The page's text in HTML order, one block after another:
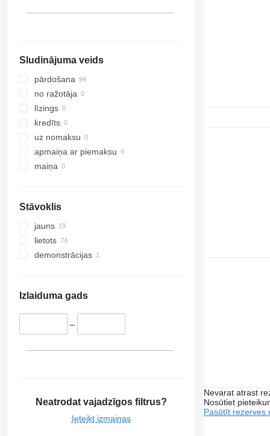
Sludinājuma veids
pārdošana
no ražotāja
līzings
kredīts
uz nomaksu
apmaiņa ar piemaksu
maiņa
Stāvoklis
jauns
lietots
demonstrācijas
Izlaiduma gads
–
Neatrodat vajadzīgos filtrus?
Ieteikt izmaiņas
Nevarat atrast
Nosūtiet
Pasūtīt rezerves